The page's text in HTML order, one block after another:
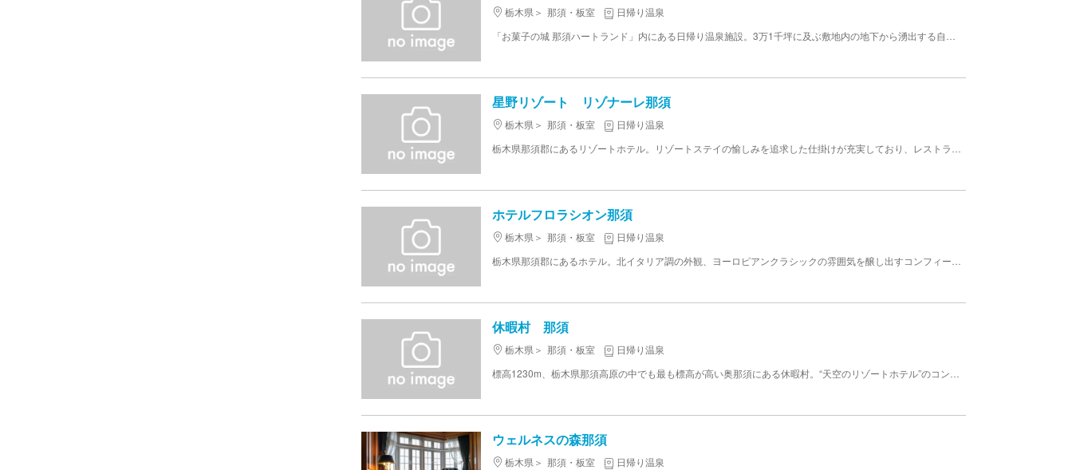
栃木県 那須・板室
日帰り温泉
星野リゾート リゾナーレ那須
栃木県 那須・板室
日帰り温泉
ホテルフロラシオン那須
栃木県 那須・板室
日帰り温泉
休暇村 那須
栃木県 那須・板室
日帰り温泉
ウェルネスの森那須
栃木県 那須・板室
日帰り温泉